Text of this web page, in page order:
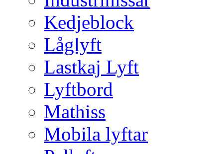
Kedjeblock
Låglyft
Lastkaj Lyft
Lyftbord
Mathiss
Mobila lyftar